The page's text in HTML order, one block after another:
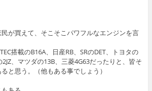
が買えて、そこそこパワフルなエンジンを言
搭載のB16A、日産RB、SRのDET、トヨタの
2JZ、マツダの13B、三菱4G63だったりと、皆そ
と思う。（他もある事でしょう）